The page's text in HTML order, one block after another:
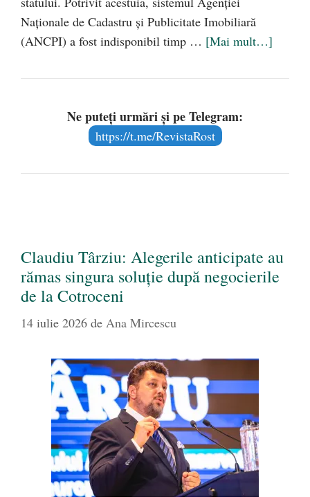
Naționale de Cadastru și Publicitate Imobiliară
(ANCPI) a fost indisponibil timp … [Mai mult…]
Ne puteți urmări și pe Telegram:
https://t.me/RevistaRost
Claudiu Târziu: Alegerile anticipate au
rămas singura soluție după negocierile
de la Cotroceni
14 iulie 2026 de Ana Mircescu